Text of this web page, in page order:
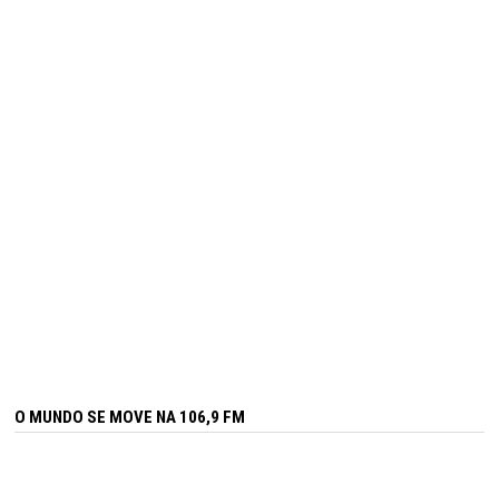
O MUNDO SE MOVE NA 106,9 FM